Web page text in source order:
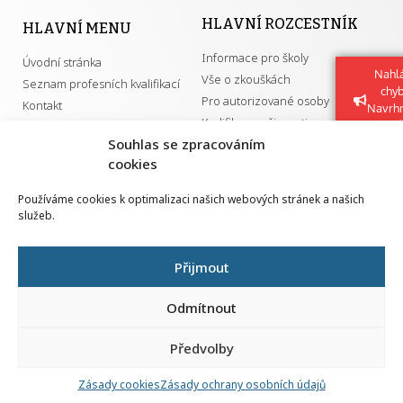
Souhlas se zpracováním
cookies
Používáme cookies k optimalizaci našich webových stránek a našich
služeb.
Přijmout
Odmítnout
Předvolby
Zásady cookiesZásady ochrany osobních údajů
HLAVNÍ MENU
Úvodní stránka
Seznam profesních kvalifikací
Kontakt
HLAVNÍ ROZCESTNÍK
Informace pro školy
Vše o zkouškách
Pro autorizované osoby
Kvalifikace a živnosti
GDPR
Národní pedagogický institut ČR
Senovážné náměstí 25
110 00 Praha 1
Všechna práva vyhrazena | 2026